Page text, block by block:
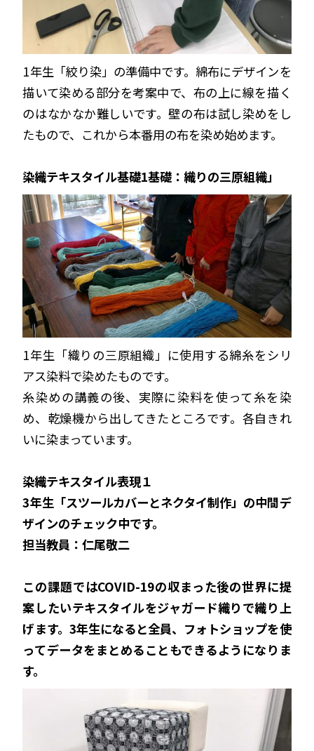
1年生「絞り染」の準備中です。綿布にデザインを
描いて染める部分を考案中で、布の上に線を描く
のはなかなか難しいです。壁の布は試し染めをし
たもので、これから本番用の布を染め始めます。
染織テキスタイル基礎1基礎：織りの三原組織」
1年生「織りの三原組織」に使用する綿糸をシリ
アス染料で染めたものです。
糸染めの講義の後、実際に染料を使って糸を染
め、乾燥機から出してきたところです。各自きれ
いに染まっています。
染織テキスタイル表現１
3年生「スツールカバーとネクタイ制作」の中間デ
ザインのチェック中です。
担当教員：仁尾敬二
この課題ではCOVID-19の収まった後の世界に提
案したいテキスタイルをジャガード織りで織り上
げます。3年生になると全員、フォトショップを使
ってデータをまとめることもできるようになりま
す。